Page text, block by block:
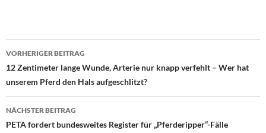
Beitragsnavigation
VORHERIGER BEITRAG
12 Zentimeter lange Wunde, Arterie nur knapp verfehlt – Wer hat
unserem Pferd den Hals aufgeschlitzt?
NÄCHSTER BEITRAG
PETA fordert bundesweites Register für „Pferderipper“-Fälle